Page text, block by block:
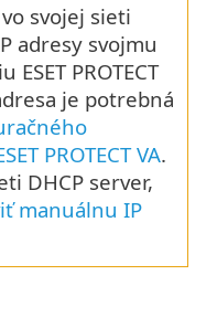
svojej sieti
adresy svojmu
PROTECT
je potrebná
PROTECT VA.
DHCP server,
manuálnu IP